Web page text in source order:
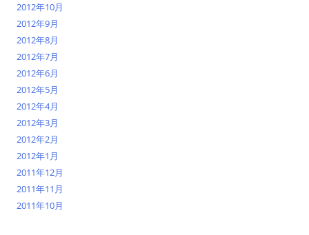
2012年10月
2012年9月
2012年8月
2012年7月
2012年6月
2012年5月
2012年4月
2012年3月
2012年2月
2012年1月
2011年12月
2011年11月
2011年10月